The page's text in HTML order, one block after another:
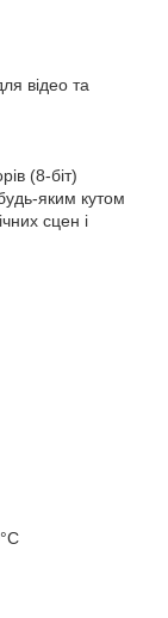
відео та
(8-біт)
яким кутом
сцен і